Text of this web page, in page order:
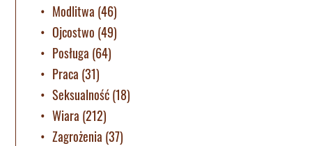
Modlitwa (46)
Ojcostwo (49)
Posługa (64)
Praca (31)
Seksualność(18)
Wiara (212)
Zagrożenia (37)